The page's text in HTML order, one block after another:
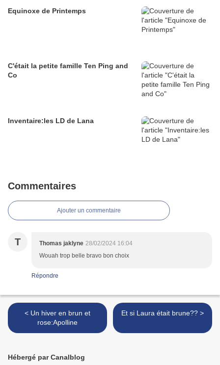
Equinoxe de Printemps
C'était la petite famille Ten Ping and
Co
Inventaire:les LD de Lana
Commentaires
Ajouter un commentaire
T Thomas jaklyne 28/02/2024 16:04
Wouah trop belle bravo bon choix
Répondre
< Un hiver en brun et
rose:Apolline
Et si Laura était brune?? >
Hébergé par Canalblog